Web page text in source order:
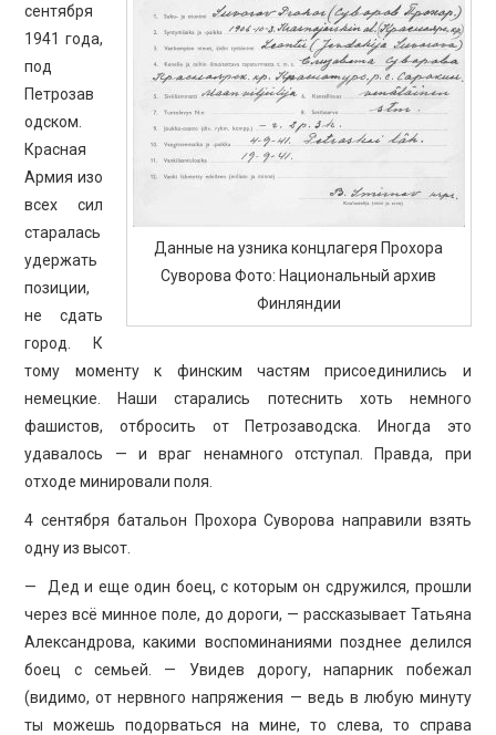
Данные на узника концлагеря Прохора
Суворова Фото: Национальный архив
Финляндии
сентября
1941 года,
под
Петрозав
одском.
Красная
Армия изо
всех сил
старалась
удержать
позиции,
не сдать
город. К
тому моменту к финским частям присоединились и
немецкие. Наши старались потеснить хоть немного
фашистов, отбросить от Петрозаводска. Иногда это
удавалось — и враг ненамного отступал. Правда, при
отходе минировали поля.
4 сентября батальон Прохора Суворова направили взять
одну из высот.
— Дед и еще один боец, с которым он сдружился, прошли
через всё минное поле, до дороги, — рассказывает Татьяна
Александрова, какими воспоминаниями позднее делился
боец с семьей. — Увидев дорогу, напарник побежал
(видимо, от нервного напряжения — ведь в любую минуту
ты можешь подорваться на мине, то слева, то справа